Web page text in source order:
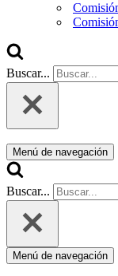
Buscar...
Menú de navegación
Buscar...
Menú de navegación